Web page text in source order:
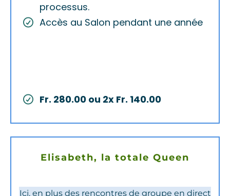
processus.
Accès au Salon pendant une année
Fr. 280.00 ou 2x Fr. 140.00
Elisabeth, la totale Queen
Ici, en plus des rencontres de groupe en direct